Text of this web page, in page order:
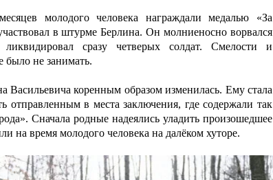
молодого человека награждали медалью «За
в штурме Берлина. Он молниеносно ворвался
сразу четверых солдат. Смелости и
было не занимать.
Васильевича коренным образом изменилась. Ему стала
отправленным в места заключения, где содержали так
Сначала родные надеялись уладить произошедшее
на время молодого человека на далёком хуторе.